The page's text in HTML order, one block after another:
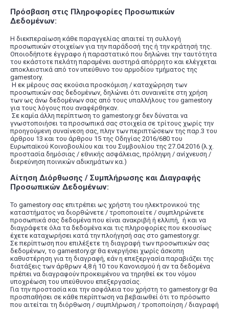
Πρόσβαση στις Πληροφορίες Προσωπικών
Δεδομένων:
Η διεκπεραίωση κάθε παραγγελίας απαιτεί τη συλλογή
προσωπικών στοιχείων για την παράδοσή της ή την κράτησή της.
Οποιοδήποτε έγγραφο ή παραστατικό που δηλώνει την ταυτότητα
του εκάστοτε πελάτη παραμένει αυστηρά απόρρητο και ελέγχεται
αποκλειστικά από τον υπεύθυνο του αρμοδίου τμήματος της
gamestory.
Η εκ μέρους σας εκούσια προσκόμιση / καταχώρηση των
προσωπικών σας δεδομένων, δηλώνει ότι συναινείτε στη χρήση
των ως άνω δεδομένων σας από τους υπαλλήλους του gamestory
για τους λόγους που αναφέρθηκαν.
Σε καμία άλλη περίπτωση το gamestory.gr δεν δύναται να
γνωστοποιήσει τα προσωπικά σας στοιχεία σε τρίτους χωρίς την
προηγούμενη συναίνεση σας, πλην των περιπτώσεων της παρ.3 του
άρθρου 13 και του άρθρου 15 της Οδηγίας 2016/680 του
Ευρωπαϊκού Κοινοβουλίου και του Συμβουλίου της 27.04.2016 (λ.χ.
προστασία δημόσιας / εθνικής ασφάλειας, πρόληψη / ανίχνευση /
διερεύνηση ποινικών αδικημάτων κα.)
Αίτηση Διόρθωσης / Συμπλήρωσης και Διαγραφής
Προσωπικών Δεδομένων:
Το gamestory σας επιτρέπει ως χρήστη του ηλεκτρονικού της
καταστήματος να διορθώνετε / τροποποιείτε / συμπληρώνετε
προσωπικά σας δεδομένα που είναι ανακριβή ή ελλιπή, ή και να
διαγράφετε όλα τα δεδομένα και τις πληροφορίες που εκουσίως
έχετε καταχωρήσει κατά την πλοήγησή σας στο gamestory.gr.
Σε περίπτωση που επιλέξετε τη διαγραφή των προσωπικών σας
δεδομένων, το gamestory.gr θα ενεργήσει χωρίς άσκοπη
καθυστέρηση για τη διαγραφή, εάν η επεξεργασία παραβιάζει της
διατάξεις των άρθρων 4,8 ή 10 του Κανονισμού ή αν τα δεδομένα
πρέπει να διαγραφούν προκειμένου να τηρηθεί εκ του νόμου
υποχρέωση του υπεύθυνου επεξεργασίας.
Για την προστασία και την ασφάλεια του χρήστη το gamestory.gr θα
προσπαθήσει σε κάθε περίπτωση να βεβαιωθεί ότι το πρόσωπο
που αιτείται τη διόρθωση / συμπλήρωση / τροποποίηση / διαγραφή